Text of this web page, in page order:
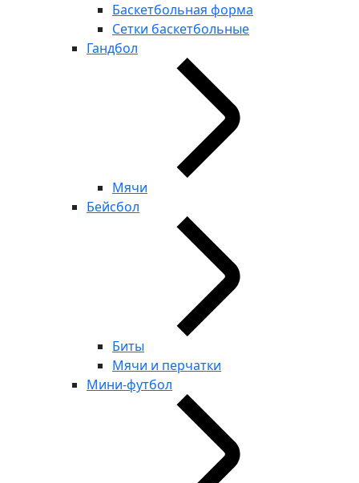
Баскетбольная форма
Сетки баскетбольные
Гандбол
Мячи
Бейсбол
Биты
Мячи и перчатки
Мини-футбол